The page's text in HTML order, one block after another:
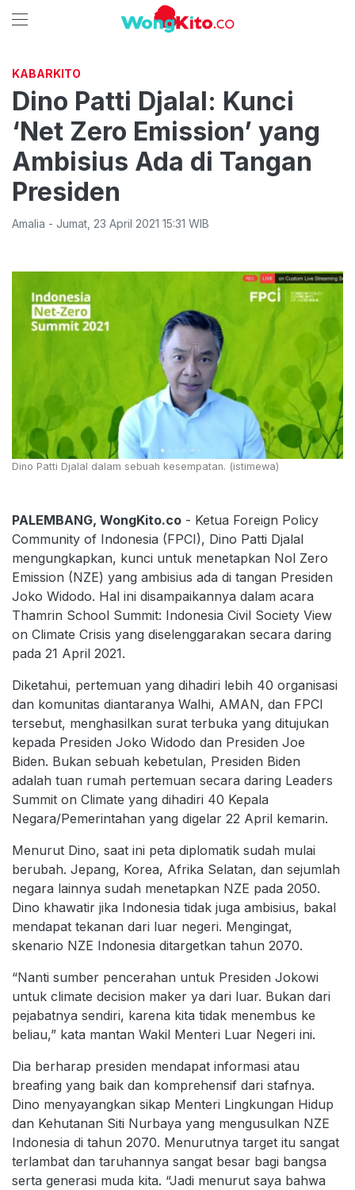
KABARKITO
Dino Patti Djalal: Kunci
‘Net Zero Emission’ yang
Ambisius Ada di Tangan
Presiden
Amalia - Jumat 23 April 2021 15:31 WIB
Dino Patti Djalal dalam sebuah kesempatan. (istimewa)
PALEMBANG, WongKito.co - Ketua Foreign Policy
Community of Indonesia (FPCI), Dino Patti Djalal
mengungkapkan, kunci untuk menetapkan Nol Zero
Emission (NZE) yang ambisius ada di tangan Presiden
Joko Widodo. Hal ini disampaikannya dalam acara
Thamrin School Summit: Indonesia Civil Society View
on Climate Crisis yang diselenggarakan secara daring
pada 21 April 2021.
Diketahui, pertemuan yang dihadiri lebih 40 organisasi
dan komunitas diantaranya Walhi, AMAN, dan FPCI
tersebut, menghasilkan surat terbuka yang ditujukan
kepada Presiden Joko Widodo dan Presiden Joe
Biden. Bukan sebuah kebetulan, Presiden Biden
adalah tuan rumah pertemuan secara daring Leaders
Summit on Climate yang dihadiri 40 Kepala
Negara/Pemerintahan yang digelar 22 April kemarin.
Menurut Dino, saat ini peta diplomatik sudah mulai
berubah. Jepang, Korea, Afrika Selatan, dan sejumlah
negara lainnya sudah menetapkan NZE pada 2050.
Dino khawatir jika Indonesia tidak juga ambisius, bakal
mendapat tekanan dari luar negeri. Mengingat,
skenario NZE Indonesia ditargetkan tahun 2070.
“Nanti sumber pencerahan untuk Presiden Jokowi
untuk climate decision maker ya dari luar. Bukan dari
pejabatnya sendiri, karena kita tidak menembus ke
beliau,” kata mantan Wakil Menteri Luar Negeri ini.
Dia berharap presiden mendapat informasi atau
breafing yang baik dan komprehensif dari stafnya.
Dino menyayangkan sikap Menteri Lingkungan Hidup
dan Kehutanan Siti Nurbaya yang mengusulkan NZE
Indonesia di tahun 2070. Menurutnya target itu sangat
terlambat dan taruhannya sangat besar bagi bangsa
serta generasi muda kita. “Jadi menurut saya bahwa